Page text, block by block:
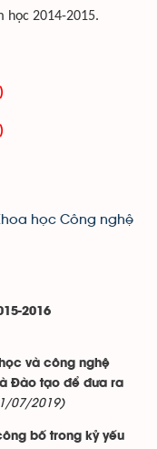
học 2014-2015.
học Công nghệ
2016
và công nghệ
Đào tạo để đưa ra
07/2019)
bố trong kỷ yếu